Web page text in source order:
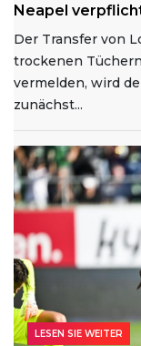
Neapel
Der Transfer von
trockenen
vermelden, wird
zunächst...
LESEN SIE WEITER